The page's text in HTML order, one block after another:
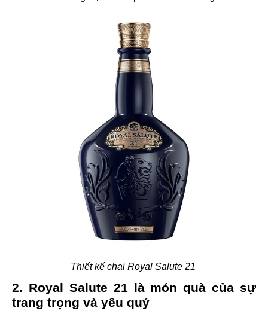
Thiết kế chai Royal Salute 21
2. Royal Salute 21 là món quà của sự
trang trọng và yêu quý